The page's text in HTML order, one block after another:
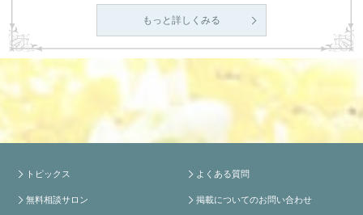
もっと詳しくみる
トピックス
無料相談サロン
よくある質問
掲載についてのお問い合わせ